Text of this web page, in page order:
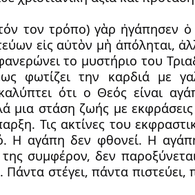
τον τρόπο) γὰρ ἠγάπησεν
εἰς αὐτὸν μὴ ἀπόληται,
το μυστήριο του
φωτίζει την καρδιά με
ότι ο Θεός είναι
μια στάση ζωής με
Τις ακτίνες του
H αγάπη δεν φθονεί. H
συμφέρον, δεν
Πάντα στέγει, πάντα πιστεύει,